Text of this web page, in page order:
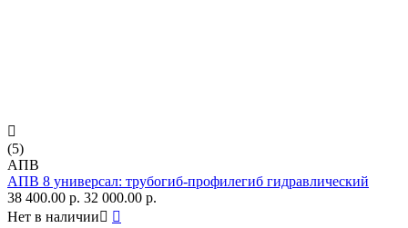

(5)
АПВ
АПВ 8 универсал: трубогиб-профилегиб гидравлический
38 400.00 р. 32 000.00 р.
Нет в наличии 